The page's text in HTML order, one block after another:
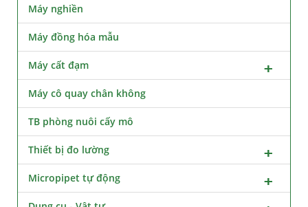
Máy nghiền
Máy đồng hóa mẫu
Máy cất đạm
Máy cô quay chân không
TB phòng nuôi cấy mô
Thiết bị đo lường
Micropipet tự động